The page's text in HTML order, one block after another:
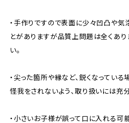
・手作りですので表面に少々凹凸や気
とがありますが品質上問題は全くあり
い。
・尖った箇所や縁など、鋭くなっている
怪我をされないよう、取り扱いには充
・小さいお子様が誤って口に入れる可